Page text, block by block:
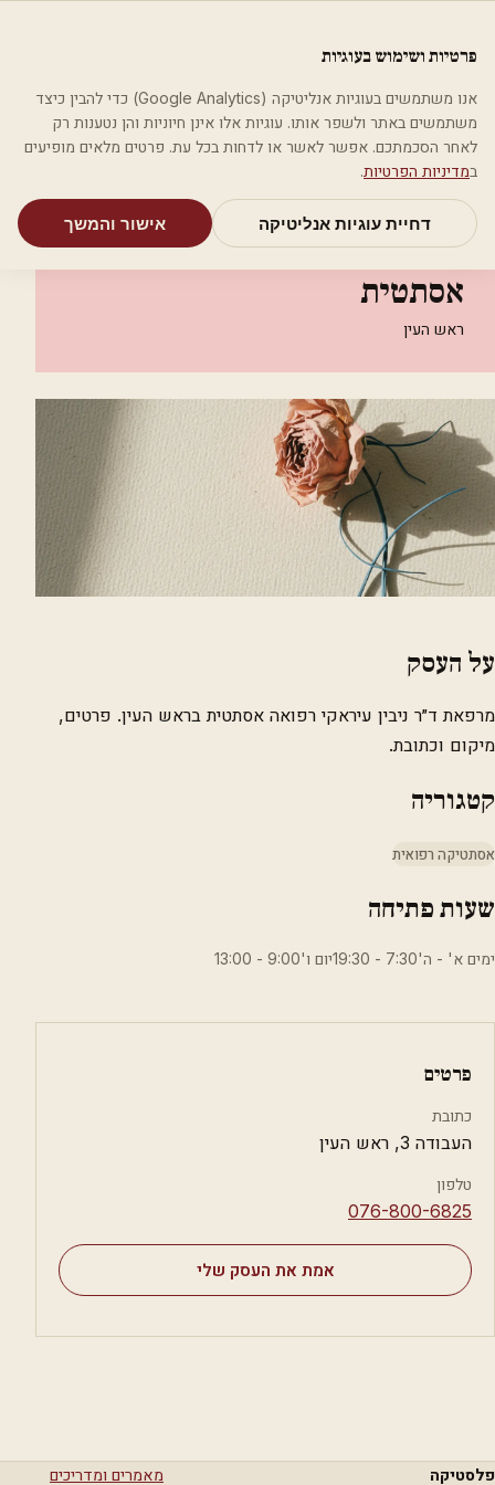
מאמריםקטגוריותחיפושאודות
בית קטגוריות
אסתטיקה רפואית
מרפאת ד״ר ניבין עיראקי רפואה אסתטית
מרפאת ד״ר ניבין עיראקי רפואה
אסתטית
ראש העין
על העסק
מרפאת ד״ר ניבין עיראקי רפואה אסתטית בראש העין. פרטים,
מיקום וכתובת.
קטגוריה
אסתטיקה רפואית
שעות פתיחה
ימים א' - ה'7:30 - 19:30יום ו'9:00 - 13:00
פרטים
כתובת
העבודה 3, ראש העין
טלפון
⁦076-800-6825⁩
אמת את העסק שלי
פלסטיקה מאמרים ומדריכים
פרטיות ושימוש בעוגיות
אנו משתמשים בעוגיות אנליטיקה (Google Analytics) כדי להבין כיצד
משתמשים באתר ולשפר אותו. עוגיות אלו אינן חיוניות והן נטענות רק
לאחר הסכמתכם. אפשר לאשר או לדחות בכל עת. פרטים מלאים מופיעים
במדיניות הפרטיות.
דחיית עוגיות אנליטיקה אישור והמשך